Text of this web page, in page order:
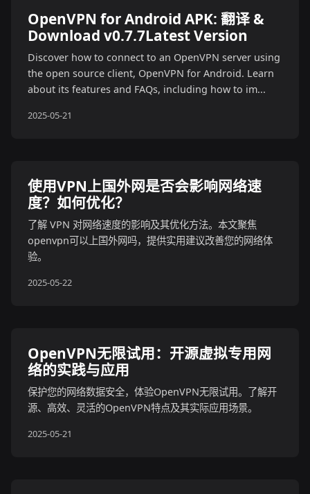
OpenVPN for Android APK: 翻译 &
Download v0.7.7Latest Version
Discover how to connect to an OpenVPN server using
the open source client, OpenVPN for Android. Learn
about its features and FAQs, including how to im...
2025-05-21
使用VPN上国外网是否会影响网络速
度？如何优化？
了解 VPN 对网络速度的影响及其优化方法。本文聚焦
openvpn可以上国外网吗，提供实用建议改善您的网络体
验。
2025-05-22
OpenVPN无限试用：开源虚拟专用网
络的实践与应用
保护您的网络数据安全，体验OpenVPN无限试用。了解开
源、高效、灵活的OpenVPN特点及其实际应用场景。
2025-05-21